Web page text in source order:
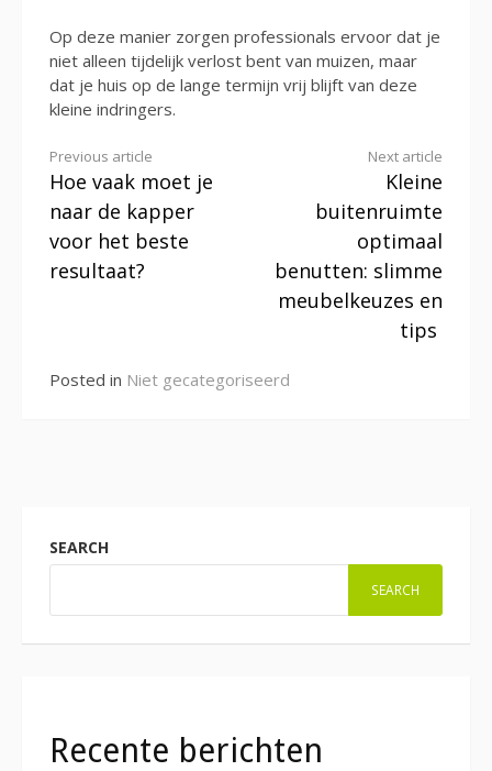
Op deze manier zorgen professionals ervoor dat je
niet alleen tijdelijk verlost bent van muizen, maar
dat je huis op de lange termijn vrij blijft van deze
kleine indringers.
Continue
Reading
Previous article
Hoe vaak moet je
naar de kapper
voor het beste
resultaat?
Next article
Kleine
buitenruimte
optimaal
benutten: slimme
meubelkeuzes en
tips
Posted in Niet gecategoriseerd
SEARCH
SEARCH
Recente berichten